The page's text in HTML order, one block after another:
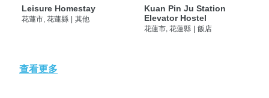
Leisure Homestay
花蓮市, 花蓮縣 其他
Kuan Pin Ju Station
Elevator Hostel
花蓮市, 花蓮縣 飯店
查看更多